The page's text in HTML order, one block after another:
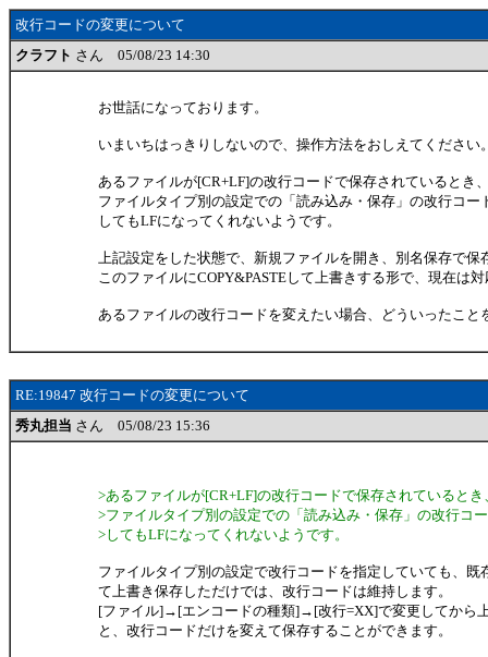
改行コードの変更について
クラフト さん 05/08/23 14:30
お世話になっております。
いまいちはっきりしないので、操作方法をおしえてください
あるファイルが[CR+LF]の改行コードで保存されているとき
ファイルタイプ別の設定での「読み込み・保存」の改行コー
してもLFになってくれないようです。
上記設定をした状態で、新規ファイルを開き、別名保存で保
このファイルにCOPY&PASTEして上書きする形で、現在は
あるファイルの改行コードを変えたい場合、どういったこと
RE:19847 改行コードの変更について
秀丸担当 さん 05/08/23 15:36
>あるファイルが[CR+LF]の改行コードで保存されていると
>ファイルタイプ別の設定での「読み込み・保存」の改行コ
>してもLFになってくれないようです。
ファイルタイプ別の設定で改行コードを指定していても、既
て上書き保存しただけでは、改行コードは維持します。
[ファイル]→[エンコードの種類]→[改行=XX]で変更してから
と、改行コードだけを変えて保存することができます。